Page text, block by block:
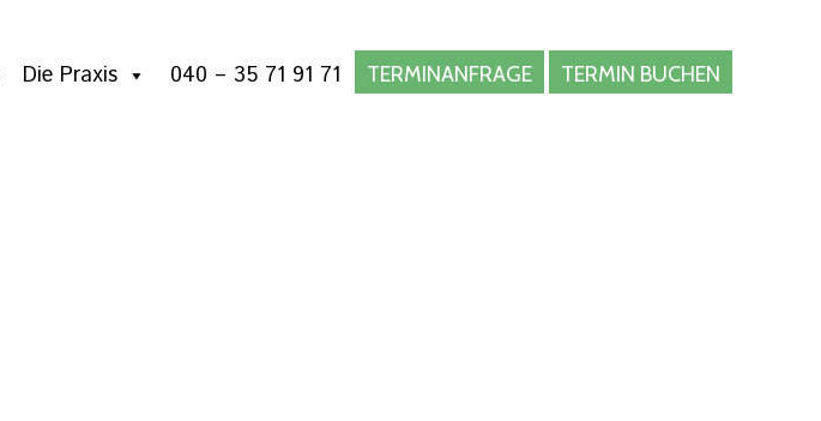
Die Praxis 040 – 35 71 91 71 TERMINANFRAGE TERMIN BUCHEN